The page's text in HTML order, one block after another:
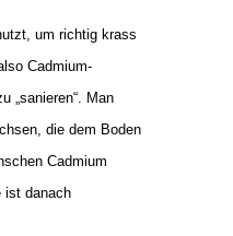
um richtig krass
Cadmium-
„sanieren“. Man
die dem Boden
Cadmium
ist danach